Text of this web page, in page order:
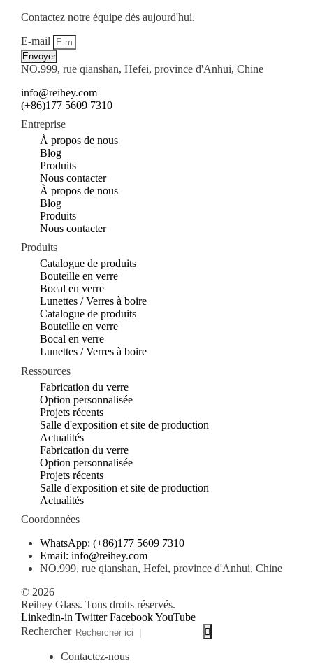
Contactez notre équipe dès aujourd'hui.
E-mail
Envoyer
NO.999, rue qianshan, Hefei, province d'Anhui, Chine
info@reihey.com
(+86)177 5609 7310
Entreprise
À propos de nous
Blog
Produits
Nous contacter
À propos de nous
Blog
Produits
Nous contacter
Produits
Catalogue de produits
Bouteille en verre
Bocal en verre
Lunettes / Verres à boire
Catalogue de produits
Bouteille en verre
Bocal en verre
Lunettes / Verres à boire
Ressources
Fabrication du verre
Option personnalisée
Projets récents
Salle d'exposition et site de production
Actualités
Fabrication du verre
Option personnalisée
Projets récents
Salle d'exposition et site de production
Actualités
Coordonnées
WhatsApp: (+86)177 5609 7310
Email: info@reihey.com
NO.999, rue qianshan, Hefei, province d'Anhui, Chine
© 2026
Reihey Glass. Tous droits réservés.
Linkedin-in Twitter FacebookYouTube
Inactif
Rechercher
Contactez-nous